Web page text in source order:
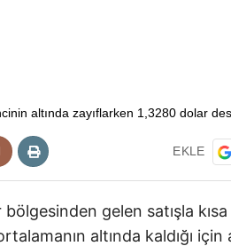
EKLE
bölgesinden gelen satışla
altında kaldığı için